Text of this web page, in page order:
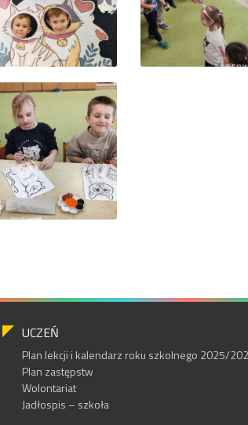
UCZEŃ
Plan lekcji i kalendarz roku szkolnego 2025/
Plan zastępstw
Wolontariat
Jadłospis – szkoła